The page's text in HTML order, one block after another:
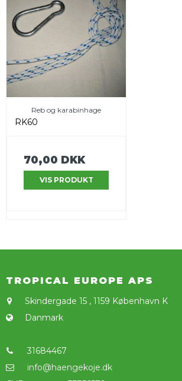
Reb og karabinhage
RK60
70,00 DKK
VIS PRODUKT
TROPICAL EUROPE APS
Skindergade 15 , 1159 København K
Danmark
31684467
info@haengekoje.dk